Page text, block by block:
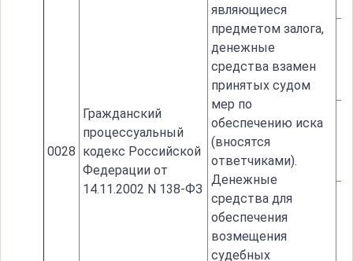
0028
Гражданский
процессуальный
кодекс Российской
Федерации от
14.11.2002 N 138-ФЗ
являющиеся
предметом залога,
денежные
средства взамен
принятых судом
мер по
обеспечению иска
(вносятся
ответчиками).
Денежные
средства для
обеспечения
возмещения
судебных